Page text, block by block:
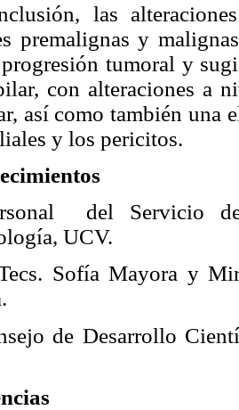
las
premalignas y
tumoral y
con alteraciones a
así como también una
y los pericitos.
del Servicio de
UCV.
Sofía Mayora y
de Desarrollo